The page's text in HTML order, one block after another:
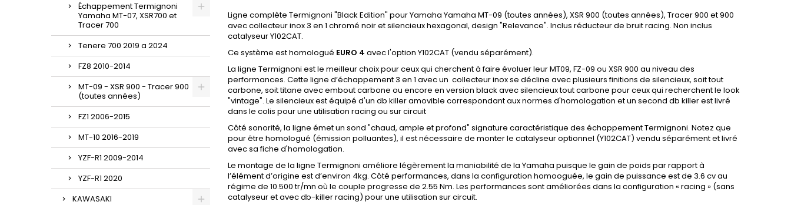
Échappement Termignoni
Yamaha MT-07, XSR700 et
Tracer 700
Tenere 700 2019 a 2024
FZ8 2010-2014
MT-09 - XSR 900 - Tracer 900
(toutes années)
FZ1 2006-2015
MT-10 2016-2019
YZF-R1 2009-2014
YZF-R1 2020
KAWASAKI
Ligne complète Termignoni "Black Edition" pour Yamaha Yamaha MT-09 (toutes années), XSR 900 (toutes années), Tracer 900 et 900
avec collecteur inox 3 en 1 chromé noir et silencieux hexagonal, design "Relevance". Inclus réducteur de bruit racing. Non inclus
catalyseur Y102CAT.
Ce système est homologué EURO 4 avec l'option Y102CAT (vendu séparément).
La ligne Termignoni est le meilleur choix pour ceux qui cherchent à faire évoluer leur MT09, FZ-09 ou XSR 900 au niveau des
performances. Cette ligne d’échappement 3 en 1 avec un collecteur inox se décline avec plusieurs finitions de silencieux, soit tout
carbone, soit titane avec embout carbone ou encore en version black avec silencieux tout carbone pour ceux qui recherchent le look
"vintage". Le silencieux est équipé d'un db killer amovible correspondant aux normes d'homologation et un second db killer est livré
dans le colis pour une utilisation racing ou sur circuit
Côté sonorité, la ligne émet un sond "chaud, ample et profond" signature caractéristique des échappement Termignoni. Notez que
pour être homologué (émission polluantes), il est nécessaire de monter le catalyseur optionnel (Y102CAT) vendu séparément et livré
avec sa fiche d'homologation.
Le montage de la ligne Termignoni améliore légèrement la maniabilité de la Yamaha puisque le gain de poids par rapport à
l’élément d’origine est d’environ 4kg. Côté performances, dans la configuration homooguée, le gain de puissance est de 3.6 cv au
régime de 10.500 tr/mn où le couple progresse de 2.55 Nm. Les performances sont améliorées dans la configuration « racing » (sans
catalyseur et avec db-killer racing) pour une utilisation sur circuit.